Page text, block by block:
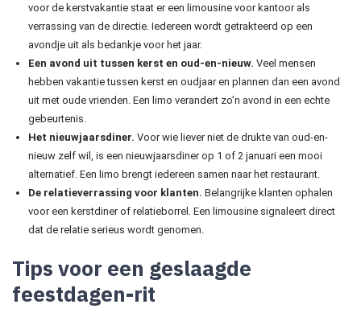
voor de kerstvakantie staat er een limousine voor kantoor als
verrassing van de directie. Iedereen wordt getrakteerd op een
avondje uit als bedankje voor het jaar.
Een avond uit tussen kerst en oud-en-nieuw. Veel mensen
hebben vakantie tussen kerst en oudjaar en plannen dan een avond
uit met oude vrienden. Een limo verandert zo’n avond in een echte
gebeurtenis.
Het nieuwjaarsdiner. Voor wie liever niet de drukte van oud-en-
nieuw zelf wil, is een nieuwjaarsdiner op 1 of 2 januari een mooi
alternatief. Een limo brengt iedereen samen naar het restaurant.
De relatieverrassing voor klanten. Belangrijke klanten ophalen
voor een kerstdiner of relatieborrel. Een limousine signaleert direct
dat de relatie serieus wordt genomen.
Tips voor een geslaagde
feestdagen-rit